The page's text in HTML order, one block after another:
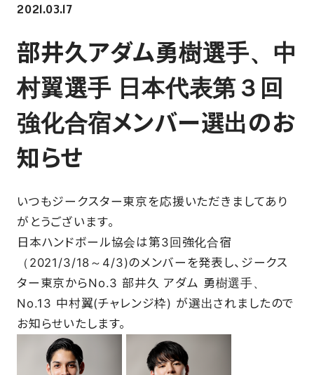
チケット購入方法
各座席について
観戦ガイド
FAN CLUB
CSR
SCHOOL
PARTNERS
2021.03.17
部井久アダム勇樹選手、中
村翼選手 日本代表第３回
強化合宿メンバー選出のお
知らせ
いつもジークスター東京を応援いただきましてあり
がとうございます。
日本ハンドボール協会は第3回強化合宿
（2021/3/18～4/3)のメンバーを発表し、ジークス
ター東京からNo.3 部井久 アダム 勇樹選手、
No.13 中村翼(チャレンジ枠) が選出されましたので
お知らせいたします。